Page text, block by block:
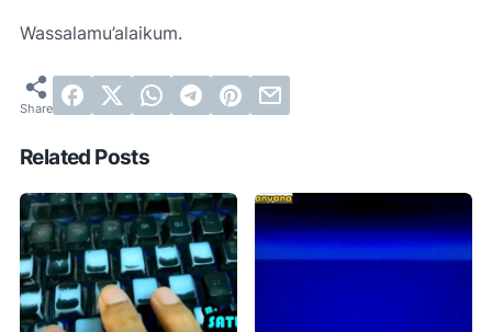
Wassalamu’alaikum.
Related Posts